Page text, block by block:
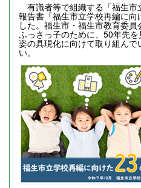
有識者等で組織する「福生市
報告書「福生市立学校再編に
した。福生市・福生市教育委
ふっさっ子のために、50年先
姿の具現化に向けて取り組んで
い。